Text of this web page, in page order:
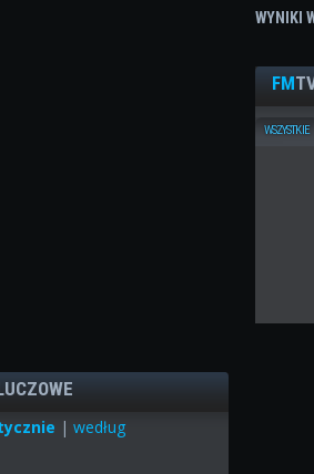
WYNIKI
FM
WSZYSTKIE
| według